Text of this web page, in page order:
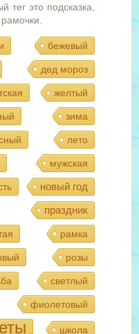
тег это подсказка,
бежевый
дед мороз
желтый
зима
лето
мужская
новый год
праздник
рамка
розы
светлый
фиолетовый
школа